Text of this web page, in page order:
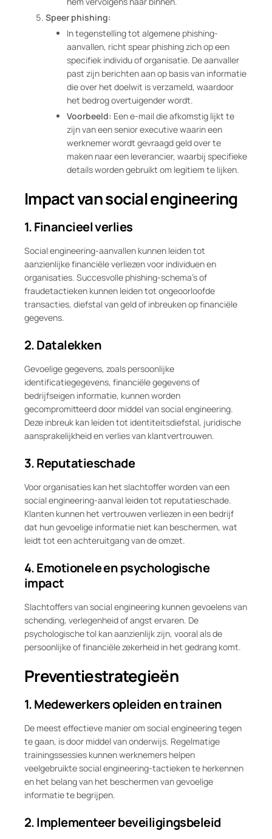
Speer phishing:
In tegenstelling tot algemene phishing-
aanvallen, richt spear phishing zich op een
specifiek individu of organisatie. De aanvaller
past zijn berichten aan op basis van informatie
die over het doelwit is verzameld, waardoor
het bedrog overtuigender wordt.
Voorbeeld: Een e-mail die afkomstig lijkt te
zijn van een senior executive waarin een
werknemer wordt gevraagd geld over te
maken naar een leverancier, waarbij specifieke
details worden gebruikt om legitiem te lijken.
Impact van social engineering
1. Financieel verlies
Social engineering-aanvallen kunnen leiden tot
aanzienlijke financiële verliezen voor individuen en
organisaties. Succesvolle phishing-schema’s of
fraudetactieken kunnen leiden tot ongeoorloofde
transacties, diefstal van geld of inbreuken op financiële
gegevens.
2. Datalekken
Gevoelige gegevens, zoals persoonlijke
identificatiegegevens, financiële gegevens of
bedrijfseigen informatie, kunnen worden
gecompromitteerd door middel van social engineering.
Deze inbreuk kan leiden tot identiteitsdiefstal, juridische
aansprakelijkheid en verlies van klantvertrouwen.
3. Reputatieschade
Voor organisaties kan het slachtoffer worden van een
social engineering-aanval leiden tot reputatieschade.
Klanten kunnen het vertrouwen verliezen in een bedrijf
dat hun gevoelige informatie niet kan beschermen, wat
leidt tot een achteruitgang van de omzet.
4. Emotionele en psychologische
impact
Slachtoffers van social engineering kunnen gevoelens van
schending, verlegenheid of angst ervaren. De
psychologische tol kan aanzienlijk zijn, vooral als de
persoonlijke of financiële zekerheid in het gedrang komt.
Preventiestrategieën
1. Medewerkers opleiden en trainen
De meest effectieve manier om social engineering tegen
te gaan, is door middel van onderwijs. Regelmatige
trainingssessies kunnen werknemers helpen
veelgebruikte social engineering-tactieken te herkennen
en het belang van het beschermen van gevoelige
informatie te begrijpen.
2. Implementeer beveiligingsbeleid